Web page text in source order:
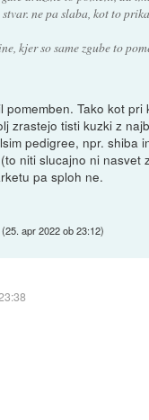
ne pa slaba, kot to
kjer so same zgube to
pomemben. Tako kot pri
zrastejo tisti kuzki z
pedigree, npr. shiba
niti slucajno ni nasvet
pa sploh ne.
(25. apr 2022 ob 23:12)